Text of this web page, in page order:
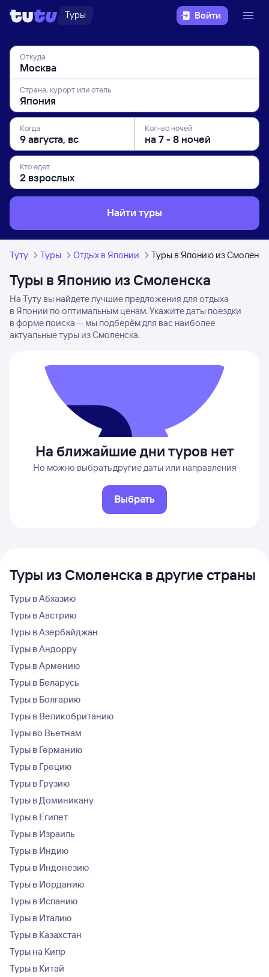
Туры Войти
Откуда
Страна, курорт или отель
Когда Кол-во ночей
Кто едет
Найти туры
Туту Туры Отдых в Японии Туры в Японию из
Туры в Японию из Смоленска
На Туту вы найдете лучшие предложения для отдыха
в Японии по оптимальным ценам. Укажите даты поездки
в форме поиска — мы подберём для вас наиболее
актуальные туры из Смоленска.
На ближайшие дни туров нет
Но можно выбрать другие даты или направления
Выбрать
Туры из Смоленска в другие страны
Туры в Абхазию
Туры в Австрию
Туры в Азербайджан
Туры в Андорру
Туры в Армению
Туры в Беларусь
Туры в Болгарию
Туры в Великобританию
Туры во Вьетнам
Туры в Германию
Туры в Грецию
Туры в Грузию
Туры в Доминикану
Туры в Египет
Туры в Израиль
Туры в Индию
Туры в Индонезию
Туры в Иорданию
Туры в Испанию
Туры в Италию
Туры в Казахстан
Туры на Кипр
Туры в Китай